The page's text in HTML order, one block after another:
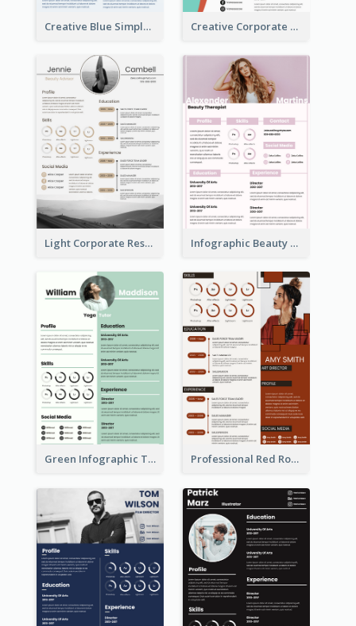
Creative Blue Simple Resume Creative Corporate Teal Resume
Light Corporate Resume Infographic Beauty Consultant Resume
Green Infographic Teacher Resume Professional Red Rouge Resume